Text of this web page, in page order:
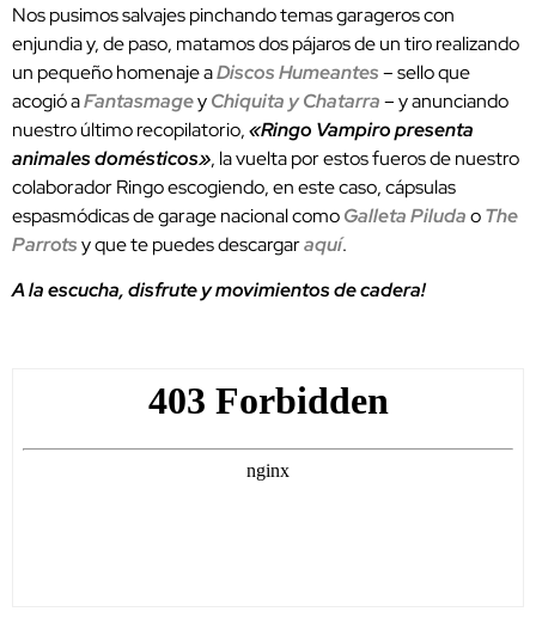
Nos pusimos salvajes pinchando temas garageros con
enjundia y, de paso, matamos dos pájaros de un tiro realizando
un pequeño homenaje aDiscos Humeantes– sello que
acogió aFantasmageyChiquita y Chatarra– y anunciando
nuestro último recopilatorio,«Ringo Vampiro presenta
animales domésticos», la vuelta por estos fueros de nuestro
colaborador Ringo escogiendo, en este caso, cápsulas
espasmódicas de garage nacional comoGalleta PiludaoThe
Parrotsy que te puedes descargaraquí.
A la escucha, disfrute y movimientos de cadera!